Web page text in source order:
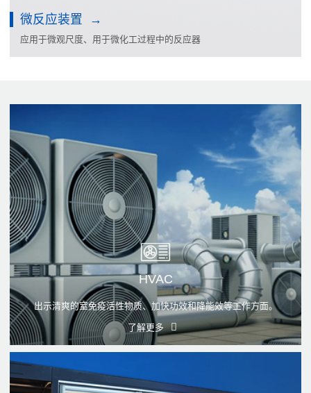
微反应装置
应用于微观尺度、用于微化工过程中的反应器
HVAC
出示清爽的窒免疫活性物质、加快功效和降能效等工作方面。
了解更多